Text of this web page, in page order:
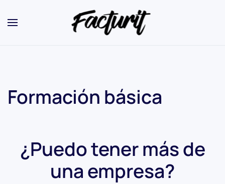
Formación básica
¿Puedo tener más de
una empresa?